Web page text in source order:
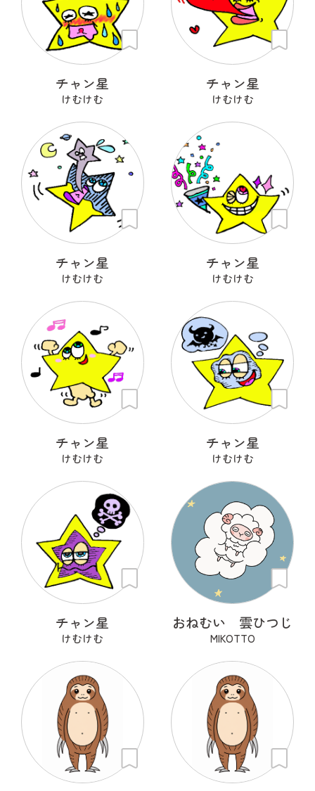
チャン星
けむけむ
チャン星
けむけむ
チャン星
けむけむ
チャン星
けむけむ
チャン星
けむけむ
チャン星
けむけむ
チャン星
けむけむ
おねむい 雲ひつじ
MIKOTTO